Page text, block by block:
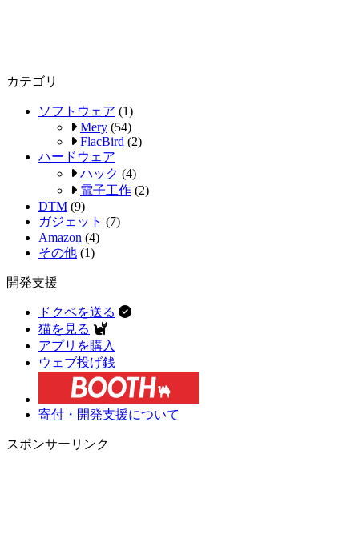
カテゴリ
ソフトウェア (1)
Mery (54)
FlacBird (2)
ハードウェア
ハック (4)
電子工作 (2)
DTM (9)
ガジェット (7)
Amazon (4)
その他 (1)
開発支援
ドクペを送る
猫を見る
アプリを購入
ウェブ投げ銭
寄付・開発支援について
スポンサーリンク